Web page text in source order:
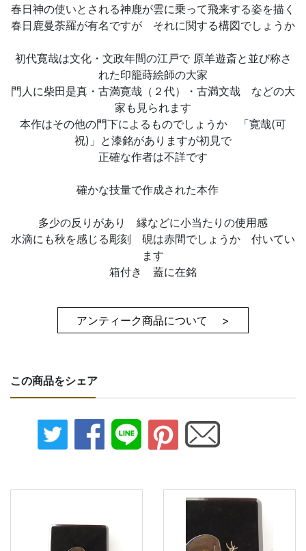
春日神の使いとされる神鹿が雲に乗って飛来する姿を描く
春日鹿曼荼羅が有名ですが それに関する構図でしょうか
初代寛哉は文化・文政年間の江戸で 原羊遊斎と並び称さ
れた印籠蒔絵師の大家
門人に柴田是真・古満寛哉（２代）・古満文哉 などの大
家も見られます
本作はその他の門下によるものでしょうか 「寛哉(可
祝)」と漆銘がありますが初見で
正確な作者は不詳です
確かな技量で作成された本作
多少の反りがあり 縁などに小当たりの使用感
水滴にも秋を感じる彫刻 硯は赤間でしょうか 付いてい
ます
箱付き 蓋に在銘
アンティーク商品について >
この商品をシェア